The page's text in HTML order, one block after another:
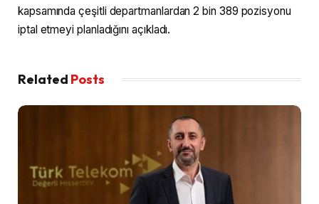
kapsamında çeşitli departmanlardan 2 bin 389 pozisyonu
iptal etmeyi planladığını açıkladı.
Related Posts